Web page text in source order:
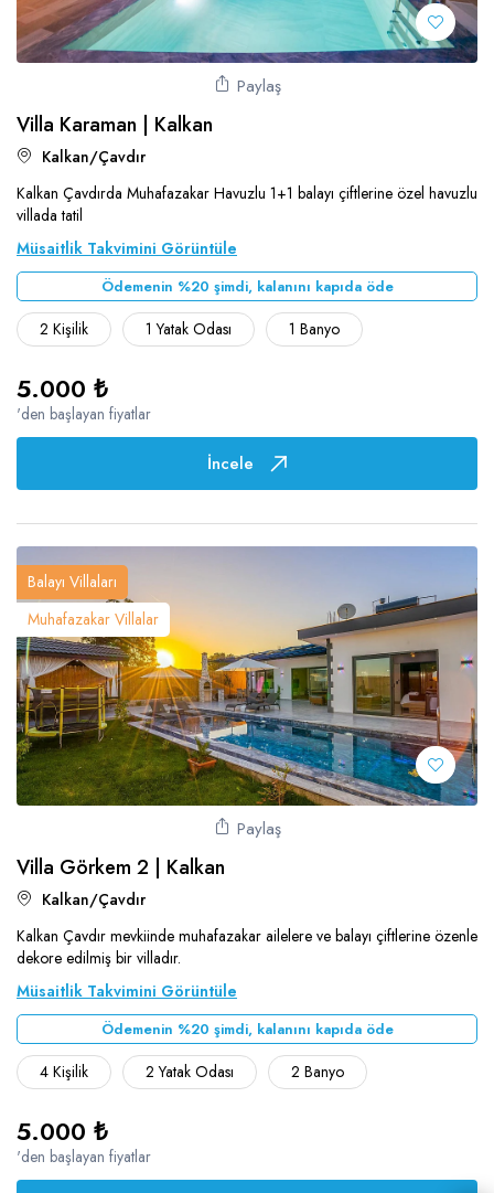
Paylaş
Villa Karaman | Kalkan
Kalkan/Çavdır
Kalkan Çavdırda Muhafazakar Havuzlu 1+1 balayı çiftlerine özel havuzlu
villada tatil
Müsaitlik Takvimini Görüntüle
Ödemenin %20 şimdi, kalanını kapıda öde
2 Kişilik 1 Yatak Odası 1 Banyo
5.000 ₺
'den başlayan fiyatlar
İncele
Balayı Villaları
Muhafazakar Villalar
Paylaş
Villa Görkem 2 | Kalkan
Kalkan/Çavdır
Kalkan Çavdır mevkiinde muhafazakar ailelere ve balayı çiftlerine özenle
dekore edilmiş bir villadır.
Müsaitlik Takvimini Görüntüle
Ödemenin %20 şimdi, kalanını kapıda öde
4 Kişilik 2 Yatak Odası 2 Banyo
5.000 ₺
'den başlayan fiyatlar